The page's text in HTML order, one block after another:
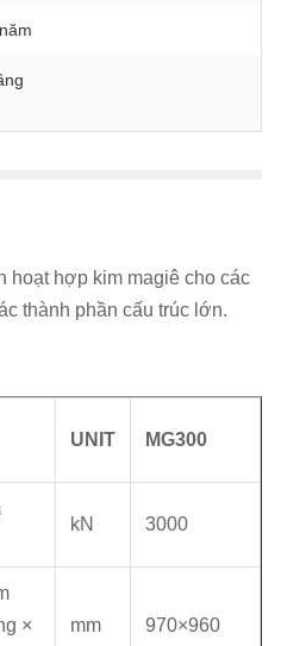
hoạt hợp kim magiê cho các
thành phần cấu trúc lớn.
UNIT MG300
kN 3000
×
mm 970×960